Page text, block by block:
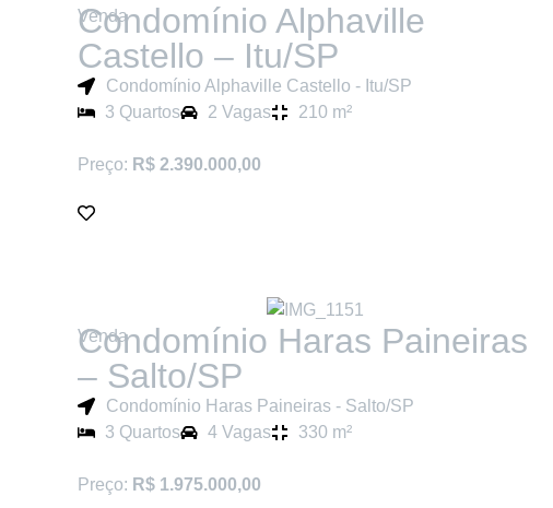
Venda
Condomínio Alphaville
Castello – Itu/SP
Condomínio Alphaville Castello - Itu/SP
3 Quartos
2 Vagas 210 m²
Preço: R$ 2.390.000,00
Venda
Condomínio Haras Paineiras
– Salto/SP
Condomínio Haras Paineiras - Salto/SP
3 Quartos
4 Vagas 330 m²
Preço: R$ 1.975.000,00